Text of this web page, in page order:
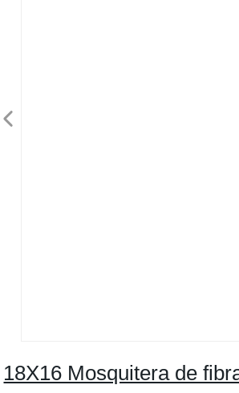
18X16 Mosquitera de